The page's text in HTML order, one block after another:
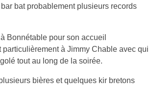
bat probablement plusieurs records
Bonnétable pour son accueil
particulièrement à Jimmy Chable avec qui
tout au long de la soirée.
bières et quelques kir bretons